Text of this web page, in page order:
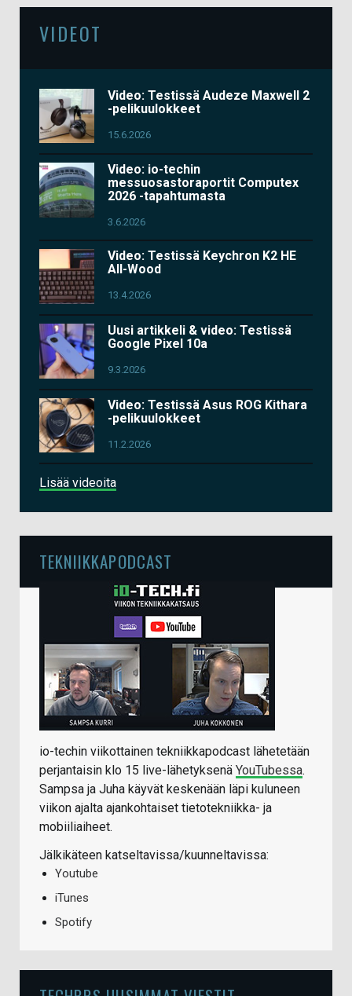
VIDEOT
Video: Testissä Audeze Maxwell 2
-pelikuulokkeet
15.6.2026
Video: io-techin
messuosastoraportit Computex
2026 -tapahtumasta
3.6.2026
Video: Testissä Keychron K2 HE
All-Wood
13.4.2026
Uusi artikkeli & video: Testissä
Google Pixel 10a
9.3.2026
Video: Testissä Asus ROG Kithara
-pelikuulokkeet
11.2.2026
Lisää videoita
TEKNIIKKAPODCAST
io-techin viikottainen tekniikkapodcast lähetetään
perjantaisin klo 15 live-lähetyksenä YouTubessa.
Sampsa ja Juha käyvät keskenään läpi kuluneen
viikon ajalta ajankohtaiset tietotekniikka- ja
mobiiliaiheet.
Jälkikäteen katseltavissa/kuunneltavissa:
Youtube
iTunes
Spotify